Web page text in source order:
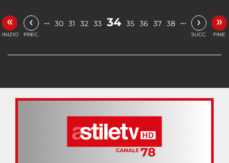
«
INIZIO
‹
PREC.
… 30 31 32 33 34 35 36 37 38 … ›
SUCC.
»
FINE